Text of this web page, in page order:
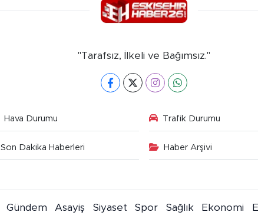
"Tarafsız, İlkeli ve Bağımsız."
Hava Durumu Trafik Durumu
Son Dakika Haberleri Haber Arşivi
Gündem Asayiş Siyaset Spor Sağlık Ekonomi